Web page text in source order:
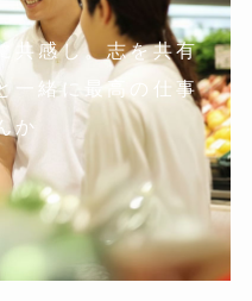
共感し。志を共有
一緒に最高の仕事
か